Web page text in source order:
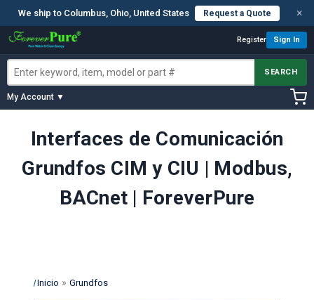
We ship to Columbus, Ohio, United States Request a Quote ×
Register Sign In
SEARCH
My Account ▼
Interfaces de Comunicación
Grundfos CIM y CIU | Modbus,
BACnet | ForeverPure
Inicio »Grundfos